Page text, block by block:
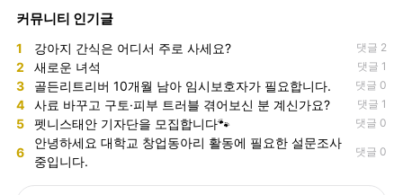
커뮤니티 인기글
1 강아지 간식은 어디서 주로 사세요? 댓글 2
2 새로운 녀석 댓글 1
3 골든리트리버 10개월 남아 임시보호자가 필요합니다. 댓글 0
4 사료 바꾸고 구토·피부 트러블 겪어보신 분 계신가요? 댓글 1
5 펫니스태안 기자단을 모집합니다🐾 댓글 0
6
안녕하세요 대학교 창업동아리 활동에 필요한 설문조사
중입니다.
댓글 0